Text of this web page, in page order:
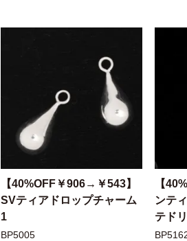
【40%OFF￥906→￥543】
SVティアドロップチャーム
1
BP5005
【
ンテ
テド